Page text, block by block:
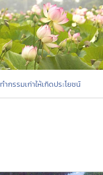
ทำกรรมเก่าให้เกิดประโยชน์